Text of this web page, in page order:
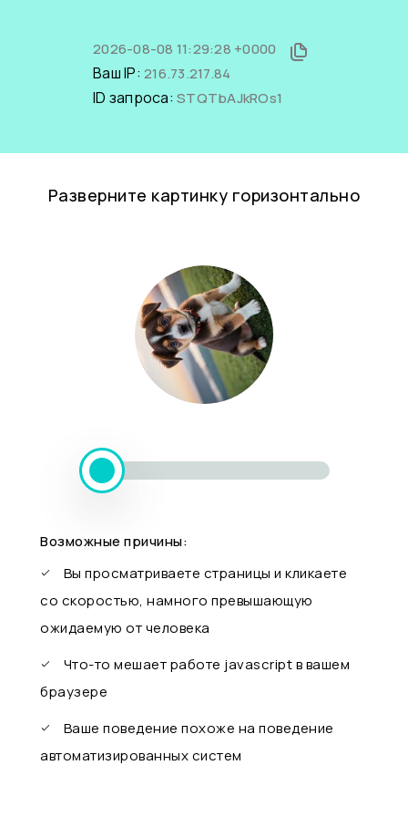
2026-08-08 11:29:28 +0000
Ваш IP: 216.73.217.84
ID запроса: STQTbAJkROs1
Разверните картинку горизонтально
Возможные причины:
Вы просматриваете страницы и кликаете
со скоростью, намного превышающую
ожидаемую от человека
Что-то мешает работе javascript в вашем
браузере
Ваше поведение похоже на поведение
автоматизированных систем